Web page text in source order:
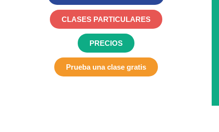
CLASES PARTICULARES
PRECIOS
Prueba una clase gratis